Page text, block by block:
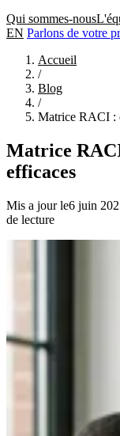
Qui sommes-nous
EN Parlons de votre
Accueil
/
Blog
/
Matrice RACI :
Matrice
efficaces
Mis a jour le6 juin
de lecture